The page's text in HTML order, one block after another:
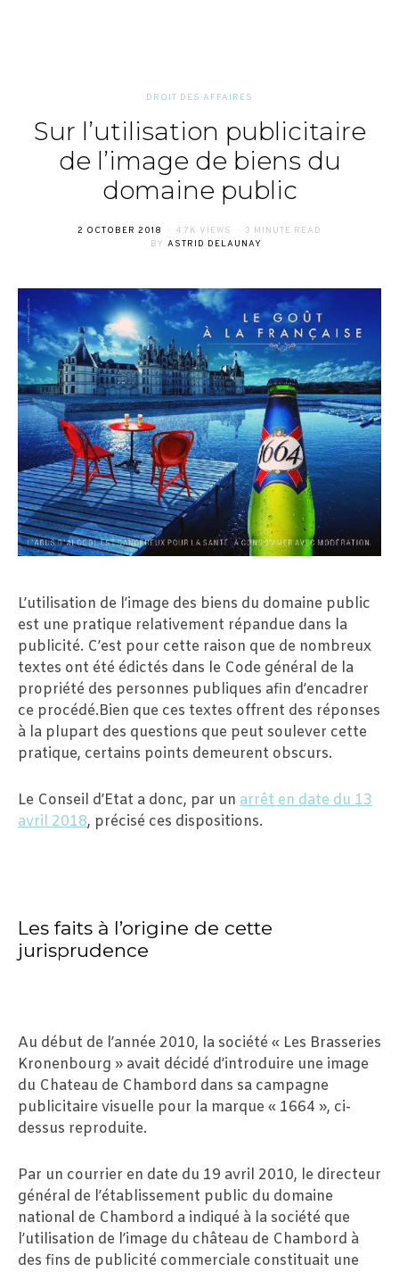
DROIT DES AFFAIRES
Sur l’utilisation publicitaire
de l’image de biens du
domaine public
POSTED
2 OCTOBER 2018 4.7K VIEWS
3 MINUTE READ
BY ASTRID DELAUNAY
L’utilisation de l’image des biens du domaine public
est une pratique relativement répandue dans la
publicité. C’est pour cette raison que de nombreux
textes ont été édictés dans le Code général de la
propriété des personnes publiques afin d’encadrer
ce procédé.Bien que ces textes offrent des réponses
à la plupart des questions que peut soulever cette
pratique, certains points demeurent obscurs.
Le Conseil d’Etat a donc, par un arrêt en date du 13
avril 2018, précisé ces dispositions.
Les faits à l’origine de cette
jurisprudence
Au début de l’année 2010, la société « Les Brasseries
Kronenbourg » avait décidé d’introduire une image
du Chateau de Chambord dans sa campagne
publicitaire visuelle pour la marque « 1664 », ci-
dessus reproduite.
Par un courrier en date du 19 avril 2010, le directeur
général de l’établissement public du domaine
national de Chambord a indiqué à la société que
l’utilisation de l’image du château de Chambord à
des fins de publicité commerciale constituait une